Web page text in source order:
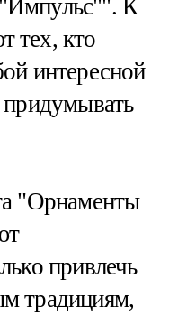
К
тех, кто
интересной
придумывать
"Орнаменты
привлечь
традициям,